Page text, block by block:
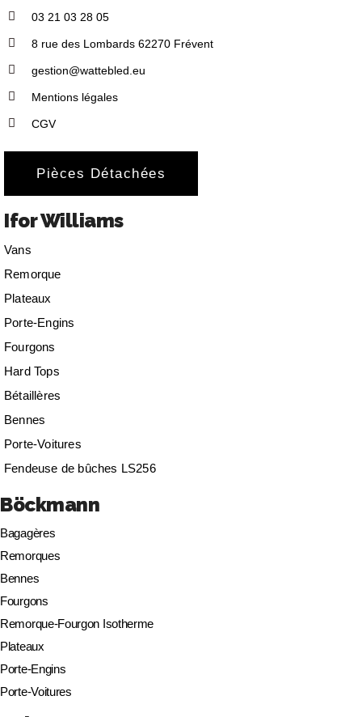
03 21 03 28 05
8 rue des Lombards 62270 Frévent
gestion@wattebled.eu
Mentions légales
CGV
Pièces Détachées
Ifor Williams
Vans
Remorque
Plateaux
Porte-Engins
Fourgons
Hard Tops
Bétaillères
Bennes
Porte-Voitures
Fendeuse de bûches LS256
Böckmann
Bagagères
Remorques
Bennes
Fourgons
Remorque-Fourgon Isotherme
Plateaux
Porte-Engins
Porte-Voitures